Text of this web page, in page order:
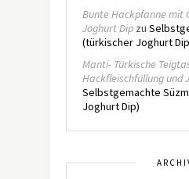
Bunte Hackpfanne mit
Joghurt Dip zu
(türkischer Joghurt
Manti- Türkische
Hackfleischfüllung und
Selbstgemachte
Joghurt Dip)